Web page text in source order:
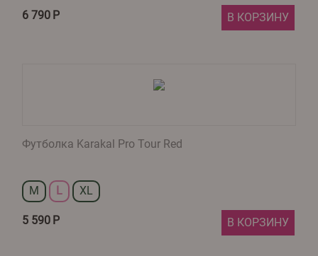
6 790 Р В КОРЗИНУ
Футболка Karakal Pro Tour Red
M L XL
5 590 Р В КОРЗИНУ